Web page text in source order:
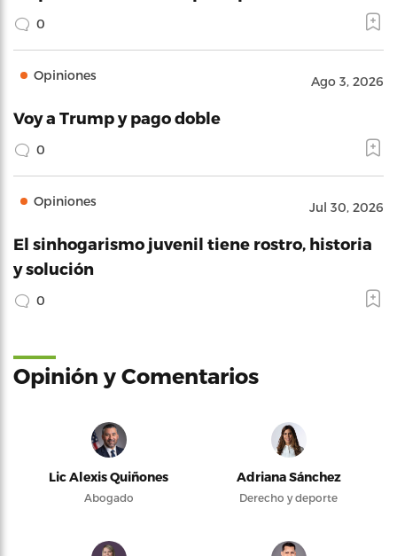
0
Opiniones Ago 3, 2026
Voy a Trump y pago doble
0
Opiniones Jul 30, 2026
El sinhogarismo juvenil tiene rostro, historia
y solución
0
Opinión y Comentarios
Lic Alexis Quiñones
Abogado
Adriana Sánchez
Derecho y deporte